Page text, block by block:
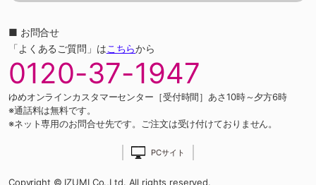
■ お問合せ
「よくあるご質問」はこちらから
0120-37-1947
ゆめオンラインカスタマーセンター［受付時間］あさ10時～夕方6時
※通話料は無料です。
※ネット専用のお問合せ先です。ご注文は受け付けておりません。
PCサイト
Copyright © IZUMI Co.,Ltd. All rights reserved.